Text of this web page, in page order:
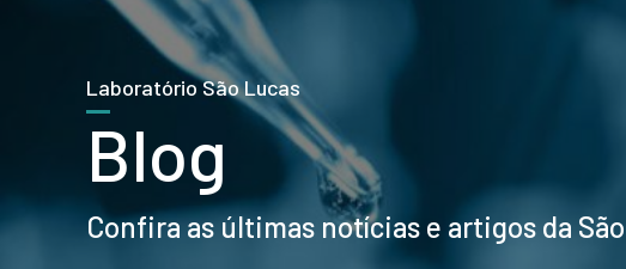
Laboratório São Lucas
Blog
Confira as últimas notícias e artigos da